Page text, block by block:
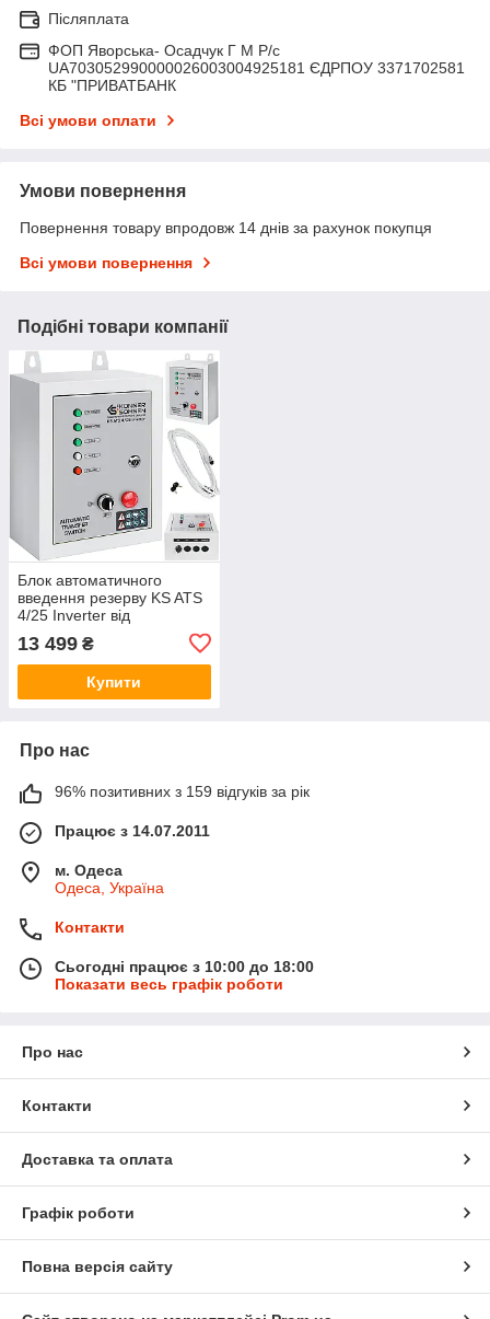
Післяплата
ФОП Яворська- Осадчук Г М Р/c
UA703052990000026003004925181 ЄДРПОУ 3371702581
КБ "ПРИВАТБАНК
Всі умови оплати
Умови повернення
Повернення товару впродовж 14 днів за рахунок покупця
Всі умови повернення
Подібні товари компанії
Блок автоматичного
введення резерву KS ATS
4/25 Inverter від
Konner&Sohnen (41351)
13 499 ₴
Купити
Про нас
96% позитивних з 159 відгуків за рік
Працює з 14.07.2011
м. Одеса
Одеса, Україна
Контакти
Сьогодні працює з 10:00 до 18:00
Показати весь графік роботи
Про нас
Контакти
Доставка та оплата
Графік роботи
Повна версія сайту